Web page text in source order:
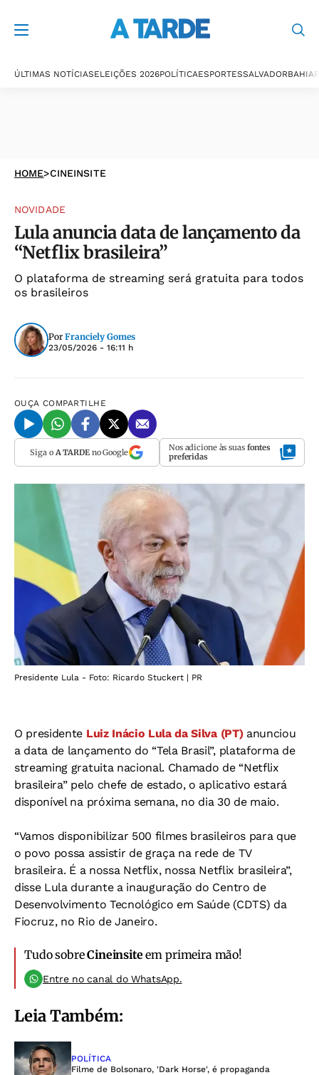
ÚLTIMAS NOTÍCIASELEIÇÕES 2026POLÍTICAESPORTESSALVADORBAHIA
HOME>CINEINSITE
NOVIDADE
Lula anuncia data de lançamento da
“Netflix brasileira”
O plataforma de streaming será gratuita para todos
os brasileiros
Por Franciely Gomes
23/05/2026 - 16:11 h
OUÇA COMPARTILHE
Siga o A TARDEno Google Nos adicione às suas fontes
preferidas
Presidente Lula - Foto: Ricardo Stuckert | PR
O presidente Luiz Inácio Lula da Silva (PT) anunciou
a data de lançamento do “Tela Brasil”, plataforma de
streaming gratuita nacional. Chamado de “Netflix
brasileira” pelo chefe de estado, o aplicativo estará
disponível na próxima semana, no dia 30 de maio.
“Vamos disponibilizar 500 filmes brasileiros para que
o povo possa assistir de graça na rede de TV
brasileira. É a nossa Netflix, nossa Netflix brasileira”,
disse Lula durante a inauguração do Centro de
Desenvolvimento Tecnológico em Saúde (CDTS) da
Fiocruz, no Rio de Janeiro.
Tudo sobreCineinsiteem primeira mão!
Entre no canal do WhatsApp.
Leia Também:
POLÍTICA
Filme de Bolsonaro, 'Dark Horse', é propaganda